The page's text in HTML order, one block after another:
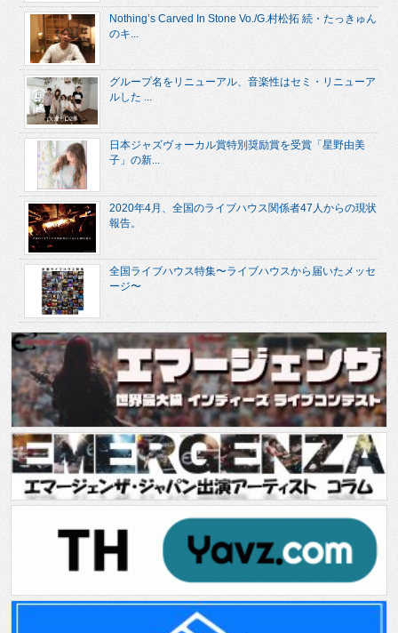
Nothing’s Carved In Stone Vo./G.村松拓 続・たっきゅん
のキ...
グループ名をリニューアル、音楽性はセミ・リニューア
ルした ...
日本ジャズヴォーカル賞特別奨励賞を受賞「星野由美
子」の新...
2020年4月、全国のライブハウス関係者47人からの現状
報告。
全国ライブハウス特集〜ライブハウスから届いたメッセ
ージ〜